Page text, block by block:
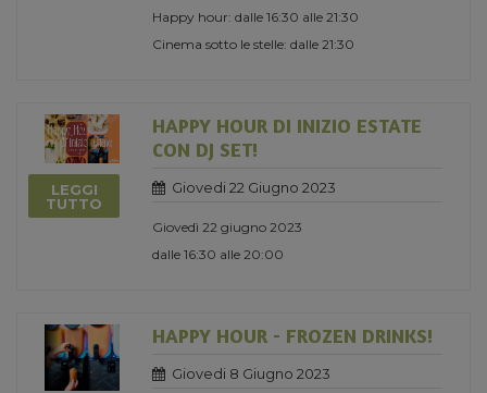
Happy hour: dalle 16:30 alle 21:30
Cinema sotto le stelle: dalle 21:30
LEGGI
TUTTO
HAPPY HOUR DI INIZIO ESTATE
CON DJ SET!
Giovedi 22 Giugno 2023
Giovedì 22 giugno 2023
dalle 16:30 alle 20:00
HAPPY HOUR - FROZEN DRINKS!
Giovedi 8 Giugno 2023